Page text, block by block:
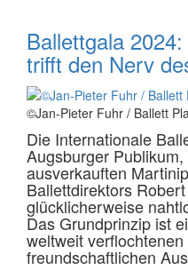
Ballettgala
trifft den Nerv
©Jan-Pieter Fuhr / Ballett
Die Internationale
Augsburger
ausverkauften
Ballettdirektors
glücklicherweise
Das Grundprinzip ist
weltweit
freundschaftlichen